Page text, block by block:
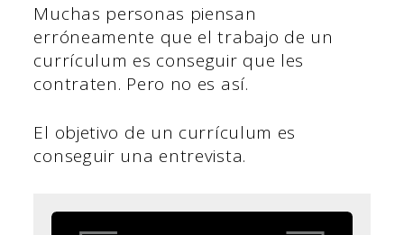
Muchas personas piensan
erróneamente que el trabajo de un
currículum es conseguir que les
contraten. Pero no es así.
El objetivo de un currículum es
conseguir una entrevista.